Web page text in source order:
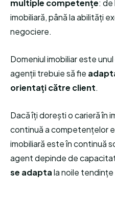
multiple competențe:
imobiliară, până la abilități
negociere.
Domeniul imobiliar este
agenții trebuie să fie
orientați către client.
Dacă îți dorești o carieră în
continuă a competențelor
imobiliară este în continuă
agent depinde de
se adaptala noile tendințe